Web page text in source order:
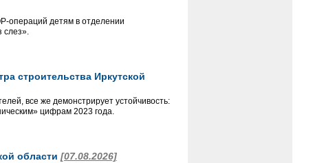
операций детям в отделении
слез».
строительства Иркутской
все же демонстрирует устойчивость:
цифрам 2023 года.
области [07.08.2026]